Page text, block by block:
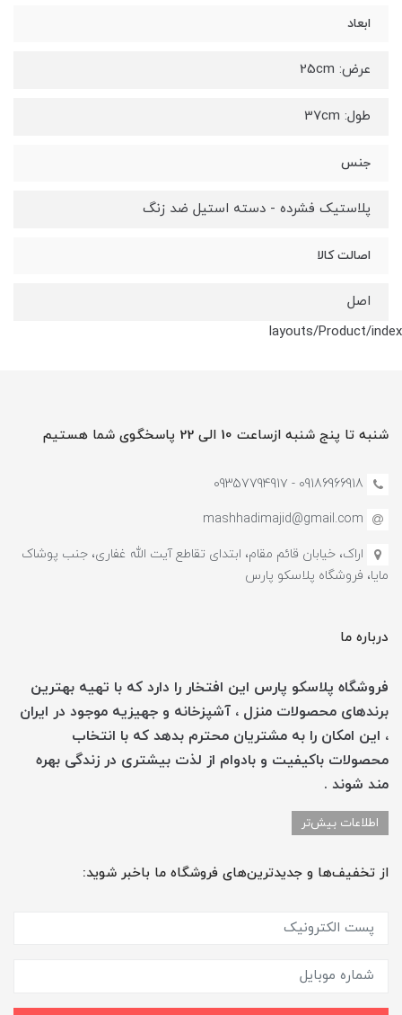
ابعاد
عرض: 25cm
طول: 37cm
جنس
پلاستیک فشرده - دسته استیل ضد زنگ
اصالت کالا
اصل
layouts/Product/index
شنبه تا پنج شنبه ازساعت 10 الی 22 پاسخگوی شما هستیم
09186966918 - 0935779491۷
mashhadimajid@gmail.com
اراک، خیابان قائم مقام، ابتدای تقاطع آیت الله غفاری، جنب پوشاک
مایا، فروشگاه پلاسکو پارس
درباره ما
فروشگاه پلاسکو پارس این افتخار را دارد که با تهیه بهترین
برندهای محصولات منزل ، آشپزخانه و جهیزیه موجود در ایران
، این امکان را به مشتریان محترم بدهد که با انتخاب
محصولات باکیفیت و بادوام از لذت بیشتری در زندگی بهره
مند شوند .
اطلاعات بیش‌تر
از تخفیف‌ها و جدیدترین‌های فروشگاه ما باخبر شوید: